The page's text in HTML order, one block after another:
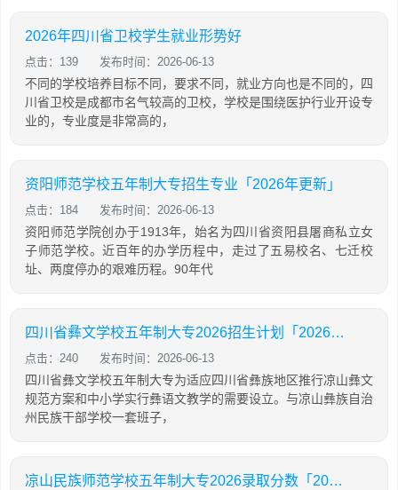
2026年四川省卫校学生就业形势好
点击：139 发布时间：2026-06-13
不同的学校培养目标不同，要求不同，就业方向也是不同的，四
川省卫校是成都市名气较高的卫校，学校是围绕医护行业开设专
业的，专业度是非常高的，
资阳师范学校五年制大专招生专业「2026年更新」
点击：184 发布时间：2026-06-13
资阳师范学院创办于1913年，始名为四川省资阳县屠商私立女
子师范学校。近百年的办学历程中，走过了五易校名、七迁校
址、两度停办的艰难历程。90年代
四川省彝文学校五年制大专2026招生计划「2026年更新」
点击：240 发布时间：2026-06-13
四川省彝文学校五年制大专为适应四川省彝族地区推行凉山彝文
规范方案和中小学实行彝语文教学的需要设立。与凉山彝族自治
州民族干部学校一套班子，
凉山民族师范学校五年制大专2026录取分数「2026年更新」